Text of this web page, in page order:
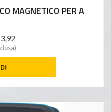
MAGNETICO PER A